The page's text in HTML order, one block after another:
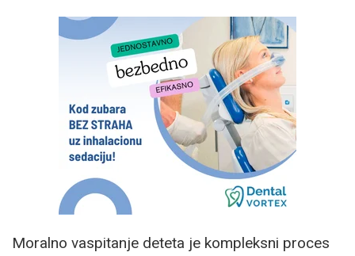
Moralno vaspitanje deteta je kompleksni proces